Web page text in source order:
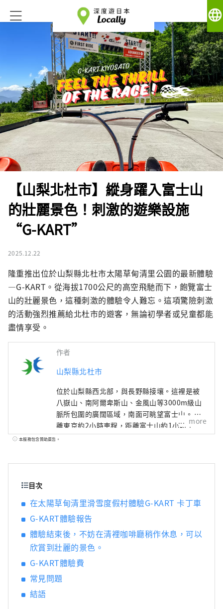
language
【山梨北杜市】縱身躍入富士山
的壯麗景色！刺激的遊樂設施
“G-KART”
2025.12.22
隆重推出位於山梨縣北杜市太陽草甸清里公園的最新體驗
—G-KART。從海拔1700公尺的高空飛馳而下，飽覽富士
山的壯麗景色，這種刺激的體驗令人難忘。這項驚險刺激
的活動強烈推薦給北杜市的遊客，無論初學者或兒童都能
盡情享受。
作者
山梨縣北杜市
位於山梨縣西北部，與長野縣接壤。這裡是被
八嶽山、南阿爾卑斯山、金風山等3000m級山
脈所包圍的廣闊區域，南面可眺望富士山。 距
離東京約2小時車程，距離富士山約1小時車
程，距離松本約1小時車程，由於交通便利，全
的美食。
more
本服務包含贊助廣告。
目次
在太陽草甸清里滑雪度假村體驗G-KART 卡丁車
G-KART體驗報告
體驗結束後，不妨在清裡咖啡廳稍作休息，可以
欣賞到壯麗的景色。
G-KART體驗費
常見問題
結語